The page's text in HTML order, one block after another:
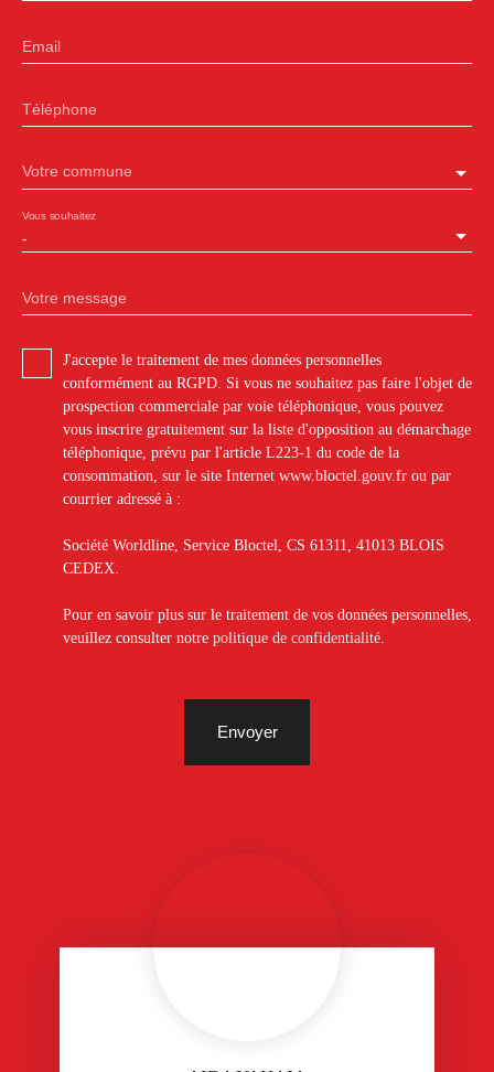
Email
Téléphone
Votre commune
-
Vous souhaitez
Votre message
J'accepte le traitement de mes données personnelles
conformément au RGPD. Si vous ne souhaitez pas faire l'objet de
prospection commerciale par voie téléphonique, vous pouvez
vous inscrire gratuitement sur la liste d'opposition au démarchage
téléphonique, prévu par l'article L223-1 du code de la
consommation, sur le site Internet www.bloctel.gouv.fr ou par
courrier adressé à :
Société Worldline, Service Bloctel, CS 61311, 41013 BLOIS
CEDEX.
Pour en savoir plus sur le traitement de vos données personnelles,
veuillez consulter notre politique de confidentialité
Envoyer